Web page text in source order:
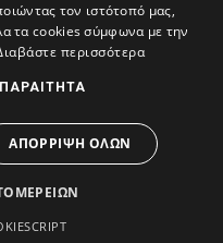
μας
και cookies
Δήμος Αβδήρων
τον ιστότοπό μας,
τα cookies σύμφωνα με την
περισσότερα
ΑΠΌΡΡΙΨΗ ΌΛΩΝ